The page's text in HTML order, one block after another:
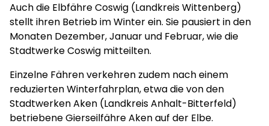
Auch die Elbfähre Coswig (Landkreis Wittenberg)
stellt ihren Betrieb im Winter ein. Sie pausiert in den
Monaten Dezember, Januar und Februar, wie die
Stadtwerke Coswig mitteilten.
Einzelne Fähren verkehren zudem nach einem
reduzierten Winterfahrplan, etwa die von den
Stadtwerken Aken (Landkreis Anhalt-Bitterfeld)
betriebene Gierseilfähre Aken auf der Elbe.